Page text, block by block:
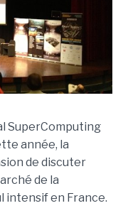
SuperComputing
année, la
de discuter
de la
intensif en France.